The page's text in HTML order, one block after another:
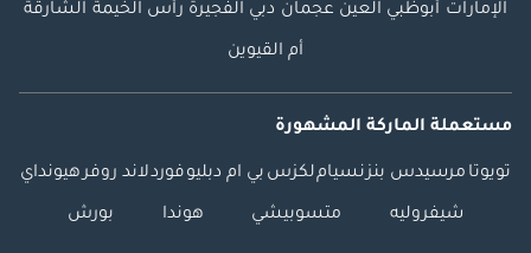
الإمارات أبوظبي العين عجمان دبي الفجيرة رأس الخيمة الشارقة
أم القيوين
مستعملة الماركة المشهورة
تويوتا مرسيدس بنزنسياملكزس بي ام دبليوفوردلاند روفرهيونداي
شيفروليه متسوبيشي هوندا بورش